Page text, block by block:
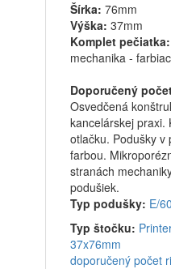
Šírka: 76mm
Výška: 37mm
Komplet pečiatka:
mechanika -
Doporučený
Osvedčená
kancelárskej praxi.
otlačku. Podušky v
farbou.
stranách
podušiek.
Typ podušky: E/60
Typ štočku:
37x76mm
doporučený počet